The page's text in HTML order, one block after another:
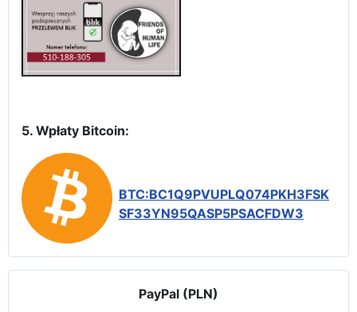
5. Wpłaty Bitcoin:
BTC:BC1Q9PVUPLQ074PKH3FSK
SF33YN95QASP5PSACFDW3
PayPal (PLN)